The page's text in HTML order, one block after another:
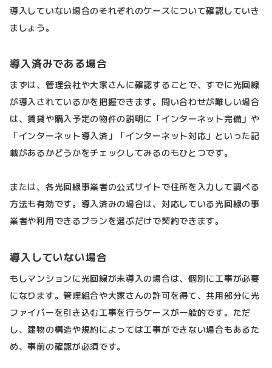
導入していない場合のそれぞれのケースについて確認していき
ましょう。
導入済みである場合
まずは、管理会社や大家さんに確認することで、すでに光回線
が導入されているかを把握できます。問い合わせが難しい場合
は、賃貸や購入予定の物件の説明に「インターネット完備」や
「インターネット導入済」「インターネット対応」といった記
載があるかどうかをチェックしてみるのもひとつです。
または、各光回線事業者の公式サイトで住所を入力して調べる
方法も有効です。導入済みの場合は、対応している光回線の事
業者や利用できるプランを選ぶだけで契約できます。
導入していない場合
もしマンションに光回線が未導入の場合は、個別に工事が必要
になります。管理組合や大家さんの許可を得て、共用部分に光
ファイバーを引き込む工事を行うケースが一般的です。ただ
し、建物の構造や規約によっては工事ができない場合もあるた
め、事前の確認が必須です。